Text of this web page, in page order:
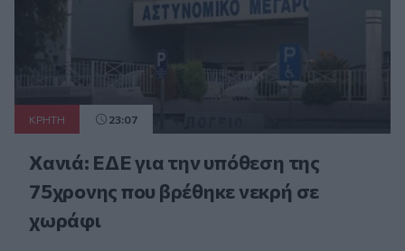
ΚΡΗΤΗ 23:07
Χανιά: ΕΔΕ για την υπόθεση της
75χρονης που βρέθηκε νεκρή σε
χωράφι